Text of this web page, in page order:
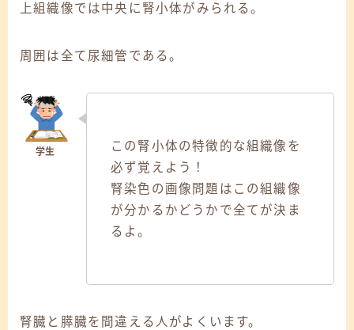
上組織像では中央に腎小体がみられる。
周囲は全て尿細管である。
この腎小体の特徴的な組織像を
必ず覚えよう！
腎染色の画像問題はこの組織像
が分かるかどうかで全てが決ま
るよ。
腎臓と膵臓を間違える人がよくいます。